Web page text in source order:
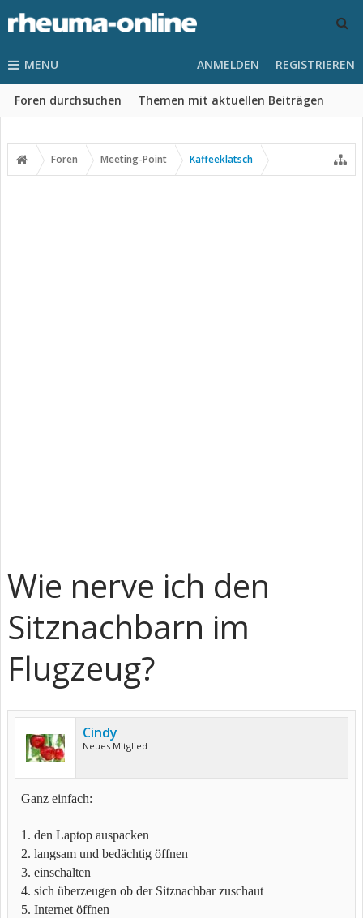
MENU
Foren durchsuchen Themen mit aktuellen Beiträgen
ANMELDEN REGISTRIEREN
Foren Meeting-Point Kaffeeklatsch
Wie nerve ich den
Sitznachbarn im
Flugzeug?
Cindy
Neues Mitglied
Ganz einfach:
1. den Laptop auspacken
2. langsam und bedächtig öffnen
3. einschalten
4. sich überzeugen ob der Sitznachbar zuschaut
5. Internet öffnen